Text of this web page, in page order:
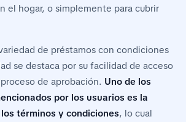
el hogar, o simplemente para cubrir
de préstamos con condiciones
se destaca por su facilidad de acceso
de aprobación. Uno de los
por los usuarios es la
términos y condiciones, lo cual